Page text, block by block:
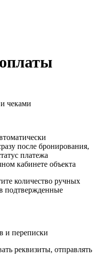
чеками
после бронирования,
платежа
кабинете объекта
количество ручных
подтвержденные
и переписки
реквизиты, отправлять